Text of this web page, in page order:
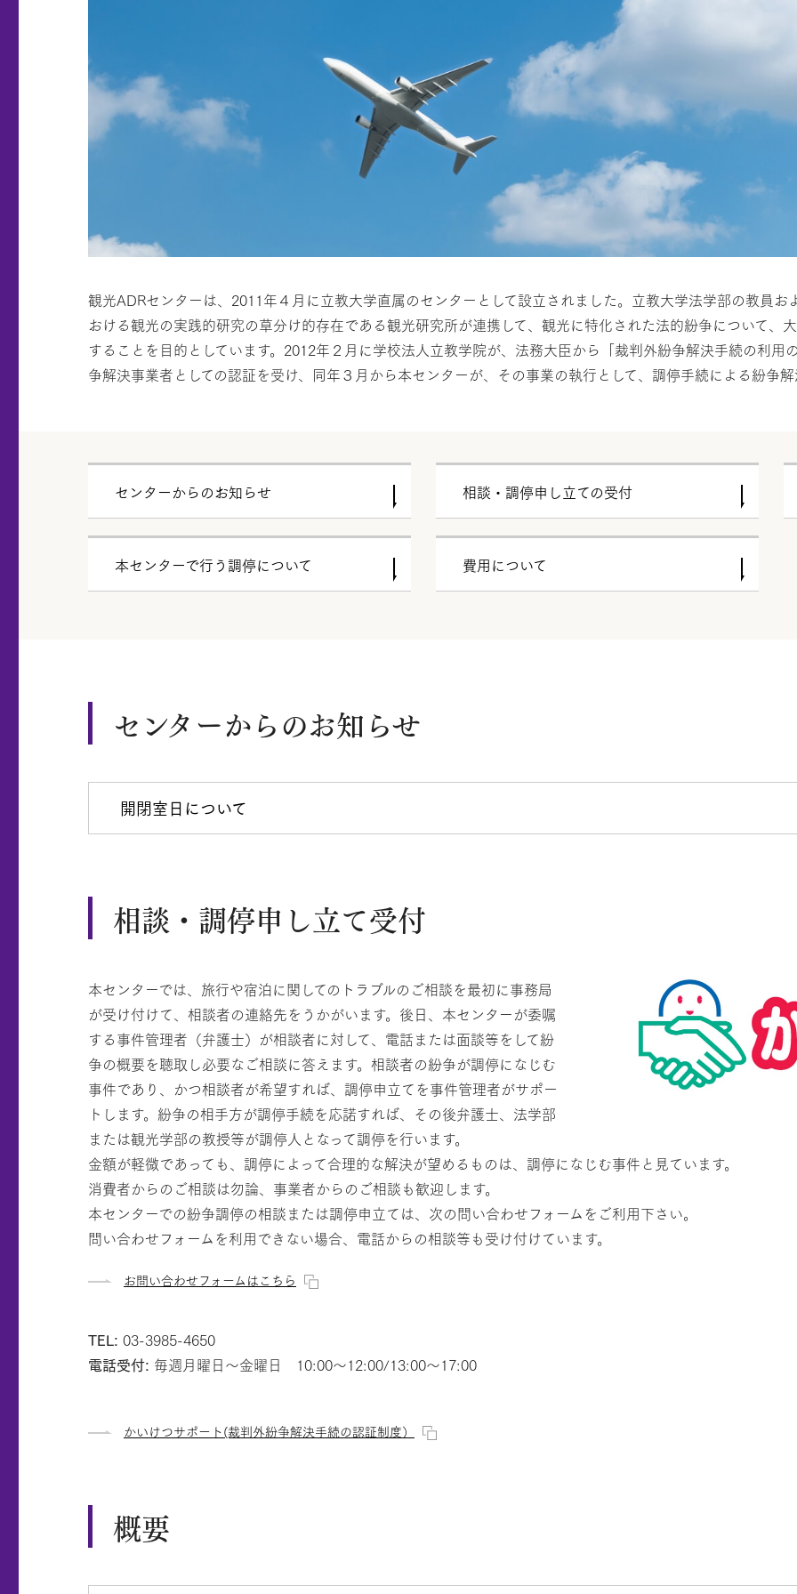
観光ADRセンターは、2011年４月に立教大学直属のセンターとして設立されました。立教大学法学部の教員
おける観光の実践的研究の草分け的存在である観光研究所が連携して、観光に特化された法的紛争について、
することを目的としています。2012年２月に学校法人立教学院が、法務大臣から「裁判外紛争解決手続の利
争解決事業者としての認証を受け、同年３月から本センターが、その事業の執行として、調停手続による紛争
センターからのお知らせ 相談・調停申し立ての受付
本センターで行う調停について 費用について
センターからのお知らせ
開閉室日について
相談・調停申し立て受付
本センターでは、旅行や宿泊に関してのトラブルのご相談を最初に事務局
が受け付けて、相談者の連絡先をうかがいます。後日、本センターが委嘱
する事件管理者（弁護士）が相談者に対して、電話または面談等をして紛
争の概要を聴取し必要なご相談に答えます。相談者の紛争が調停になじむ
事件であり、かつ相談者が希望すれば、調停申立てを事件管理者がサポー
トします。紛争の相手方が調停手続を応諾すれば、その後弁護士、法学部
または観光学部の教授等が調停人となって調停を行います。
金額が軽微であっても、調停によって合理的な解決が望めるものは、調停になじむ事件と見ています。
消費者からのご相談は勿論、事業者からのご相談も歓迎します。
本センターでの紛争調停の相談または調停申立ては、次の問い合わせフォームをご利用下さい。
問い合わせフォームを利用できない場合、電話からの相談等も受け付けています。
お問い合わせフォームはこちら
TEL: 03-3985-4650
電話受付: 毎週月曜日～金曜日 10:00～12:00/13:00～17:00
かいけつサポート(裁判外紛争解決手続の認証制度）
概要